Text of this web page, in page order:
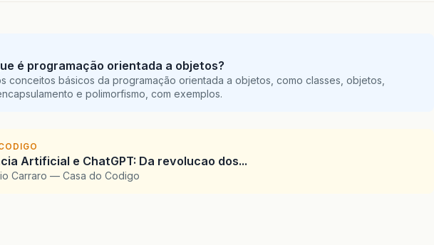
é programação orientada a objetos?
conceitos básicos da programação orientada a objetos, como classes, objetos,
e polimorfismo, com exemplos.
Artificial e ChatGPT: Da revolucao dos...
Carraro — Casa do Codigo